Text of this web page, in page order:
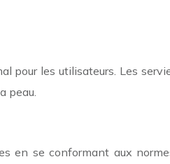
pour les utilisateurs. Les
peau.
en se conformant aux